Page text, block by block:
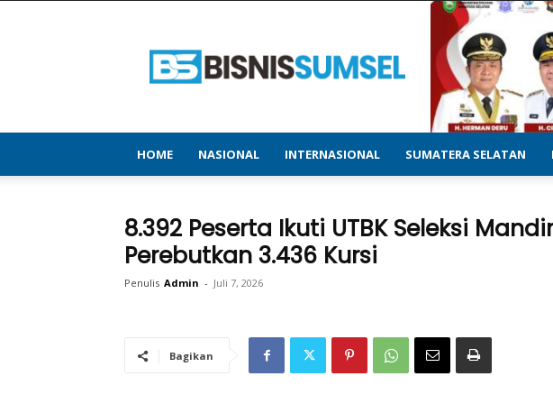
–
Menyajikan
&
Terupdate
HOME NASIONAL INTERNASIONAL SUMATERA SELATAN
8.392 Peserta Ikuti UTBK Seleksi
Perebutkan 3.436 Kursi
Penulis Admin - Juli 7, 2026
Bagikan